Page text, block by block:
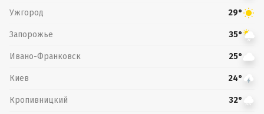
Ужгород 29°
Запорожье 35°
Ивано-Франковск 25°
Киев 24°
Кропивницкий 32°